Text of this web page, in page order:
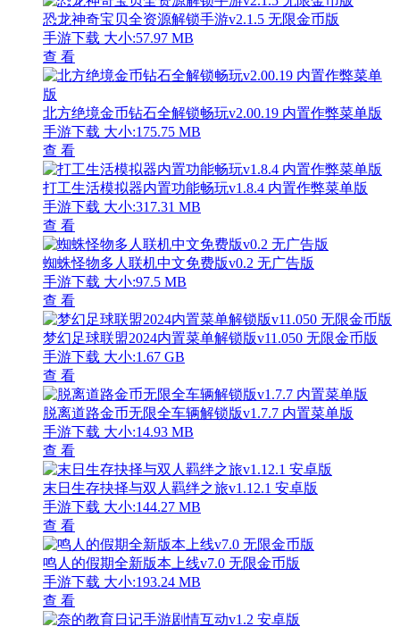
恐龙神奇宝贝全资源解锁手游v2.1.5 无限金币版
手游下载 大小:57.97 MB
查 看
北方绝境金币钻石全解锁畅玩v2.00.19 内置作弊菜单版
手游下载 大小:175.75 MB
查 看
打工生活模拟器内置功能畅玩v1.8.4 内置作弊菜单版
手游下载 大小:317.31 MB
查 看
蜘蛛怪物多人联机中文免费版v0.2 无广告版
手游下载 大小:97.5 MB
查 看
梦幻足球联盟2024内置菜单解锁版v11.050 无限金币版
手游下载 大小:1.67 GB
查 看
脱离道路金币无限全车辆解锁版v1.7.7 内置菜单版
手游下载 大小:14.93 MB
查 看
末日生存抉择与双人羁绊之旅v1.12.1 安卓版
手游下载 大小:144.27 MB
查 看
鸣人的假期全新版本上线v7.0 无限金币版
手游下载 大小:193.24 MB
查 看